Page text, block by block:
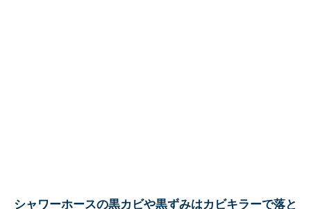
シャワーホースの黒カビや黒ずみはカビキラーで落と